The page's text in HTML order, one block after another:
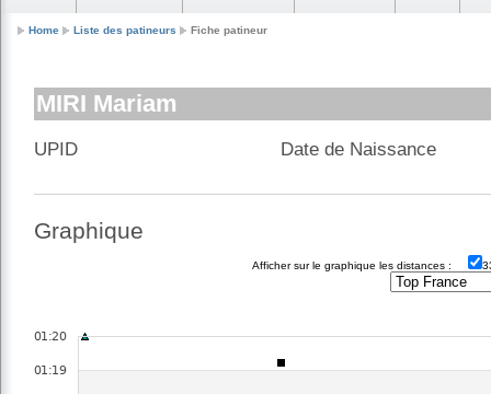
Home Liste des patineurs Fiche patineur
MIRI Mariam
UPID Date de Naissance
Graphique
Afficher sur le graphique les distances :